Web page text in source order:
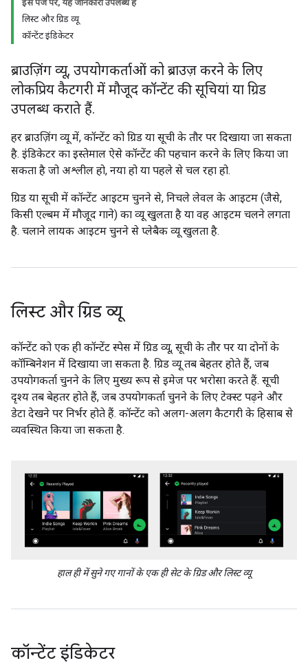
इस पेज पर, यह जानकारी उपलब्ध है
लिस्ट और ग्रिड व्यू
कॉन्टेंट इंडिकेटर
ब्राउज़िंग व्यू, उपयोगकर्ताओं को ब्राउज़ करने के लिए
लोकप्रिय कैटगरी में मौजूद कॉन्टेंट की सूचियां या ग्रिड
उपलब्ध कराते हैं.
हर ब्राउज़िंग व्यू में, कॉन्टेंट को ग्रिड या सूची के तौर पर दिखाया जा सकता
है. इंंडिकेटर का इस्तेमाल ऐसे कॉन्टेंट की पहचान करने के लिए किया जा
सकता है जो अश्लील हो, नया हो या पहले से चल रहा हो.
ग्रिड या सूची में कॉन्टेंट आइटम चुनने से, निचले लेवल के आइटम (जैसे,
किसी एल्बम में मौजूद गाने) का व्यू खुलता है या वह आइटम चलने लगता
है. चलाने लायक आइटम चुनने से प्लेबैक व्यू खुलता है.
लिस्ट और ग्रिड व्यू
कॉन्टेंट को एक ही कॉन्टेंट स्पेस में ग्रिड व्यू, सूची के तौर पर या दोनों के
कॉम्बिनेशन में दिखाया जा सकता है. ग्रिड व्यू तब बेहतर होते हैं, जब
उपयोगकर्ता चुनने के लिए मुख्य रूप से इमेज पर भरोसा करते हैं. सूची
दृश्य तब बेहतर होते हैं, जब उपयोगकर्ता चुनने के लिए टेक्स्ट पढ़ने और
डेटा देखने पर निर्भर होते हैं. कॉन्टेंट को अलग-अलग कैटगरी के हिसाब से
व्यवस्थित किया जा सकता है.
हाल ही में सुने गए गानों के एक ही सेट के ग्रिड और लिस्ट व्यू
कॉन्टेंट इंडिकेटर